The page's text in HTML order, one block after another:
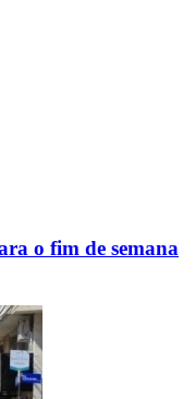
o fim de semana